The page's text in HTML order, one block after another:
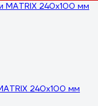
240х100 мм